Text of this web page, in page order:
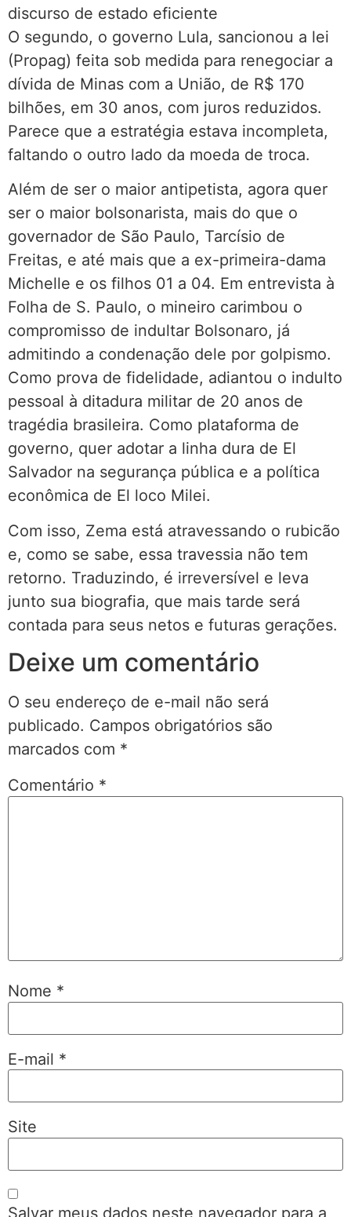
discurso de estado eficiente
O segundo, o governo Lula, sancionou a lei
(Propag) feita sob medida para renegociar a
dívida de Minas com a União, de R$ 170
bilhões, em 30 anos, com juros reduzidos.
Parece que a estratégia estava incompleta,
faltando o outro lado da moeda de troca.
Além de ser o maior antipetista, agora quer
ser o maior bolsonarista, mais do que o
governador de São Paulo, Tarcísio de
Freitas, e até mais que a ex-primeira-dama
Michelle e os filhos 01 a 04. Em entrevista à
Folha de S. Paulo, o mineiro carimbou o
compromisso de indultar Bolsonaro, já
admitindo a condenação dele por golpismo.
Como prova de fidelidade, adiantou o indulto
pessoal à ditadura militar de 20 anos de
tragédia brasileira. Como plataforma de
governo, quer adotar a linha dura de El
Salvador na segurança pública e a política
econômica de El loco Milei.
Com isso, Zema está atravessando o rubicão
e, como se sabe, essa travessia não tem
retorno. Traduzindo, é irreversível e leva
junto sua biografia, que mais tarde será
contada para seus netos e futuras gerações.
Deixe um comentário
O seu endereço de e-mail não será
publicado. Campos obrigatórios são
marcados com *
Comentário *
Nome *
E-mail *
Site
Salvar meus dados neste navegador para a